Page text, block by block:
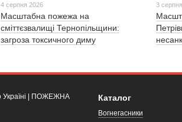
4 серпня 2026
Масштабна пожежа на
сміттєзвалищі Тернопільщини:
загроза токсичного диму
3
Каталог
Вогнегасники